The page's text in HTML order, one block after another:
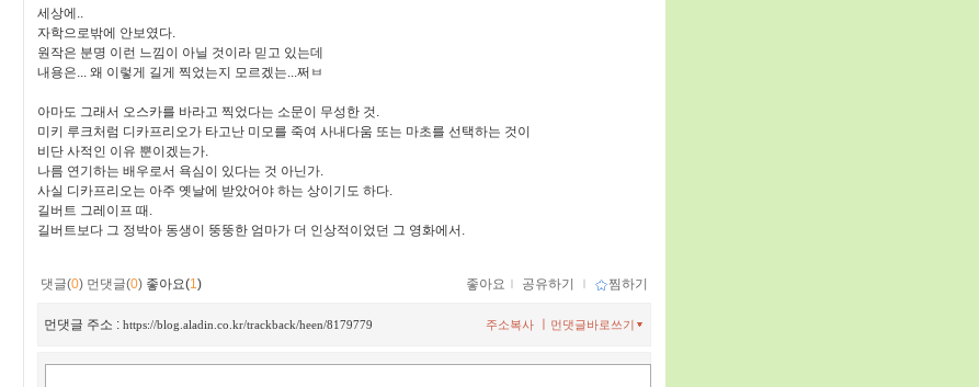
세상에..
자학으로밖에 안보였다.
원작은 분명 이런 느낌이 아닐 것이라 믿고 있는데
내용은... 왜 이렇게 길게 찍었는지 모르겠는...쩌ㅂ
아마도 그래서 오스카를 바라고 찍었다는 소문이 무성한 것.
미키 루크처럼 디카프리오가 타고난 미모를 죽여 사내다움 또는 마초를 선택하는 것이
비단 사적인 이유 뿐이겠는가.
나름 연기하는 배우로서 욕심이 있다는 것 아닌가.
사실 디카프리오는 아주 옛날에 받았어야 하는 상이기도 하다.
길버트 그레이프 때.
길버트보다 그 정박아 동생이 뚱뚱한 엄마가 더 인상적이었던 그 영화에서.
댓글(0) 먼댓글(0) 좋아요(1) 좋아요 ｌ 공유하기 ｌ 찜하기
먼댓글 주소 : https://blog.aladin.co.kr/trackback/heen/8179779 먼댓글바로쓰기
주소복사